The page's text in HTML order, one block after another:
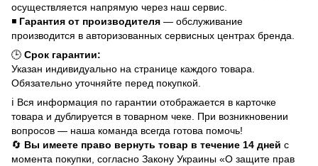
осуществляется напрямую через наш сервис.
◾ Гарантия от производителя — обслуживание
производится в авторизованных сервисных центрах бренда.
🕒 Срок гарантии:
Указан индивидуально на странице каждого товара.
Обязательно уточняйте перед покупкой.
ℹ️ Вся информация по гарантии отображается в карточке
товара и дублируется в товарном чеке. При возникновении
вопросов — наша команда всегда готова помочь!
🔄 Вы имеете право вернуть товар в течение 14 дней с
момента покупки, согласно Закону Украины «О защите прав